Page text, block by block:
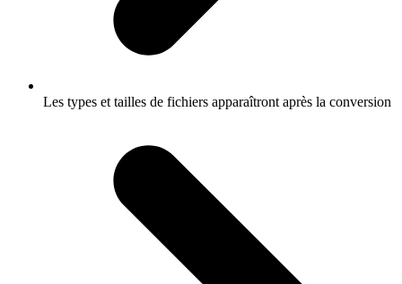
Les types et tailles de fichiers apparaîtront après la conversion